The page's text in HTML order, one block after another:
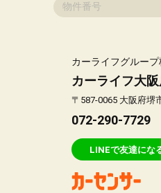
カーライフグルー
カーライフ大
〒587-0065 大阪府堺
072-290-7729
LINEで友達にな